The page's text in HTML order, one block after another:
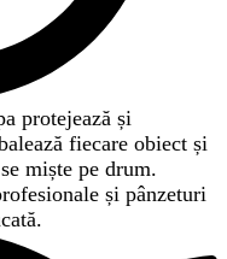
protejează și
fiecare obiect și
miște pe drum.
și pânzeturi